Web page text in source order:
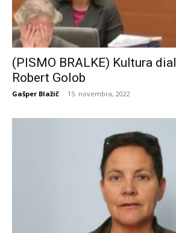
(PISMO BRALKE) Kultura
Robert Golob
Gašper Blažič - 15. novembra, 2022